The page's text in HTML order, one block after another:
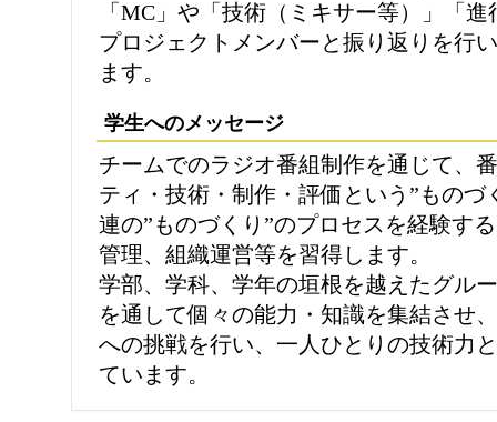
「MC」や「技術（ミキサー等）」「
プロジェクトメンバーと振り返りを行
ます。
学生へのメッセージ
チームでのラジオ番組制作を通じて、
ティ・技術・制作・評価という”ものづ
連の”ものづくり”のプロセスを経験す
管理、組織運営等を習得します。
学部、学科、学年の垣根を越えたグル
を通して個々の能力・知識を集結させ
への挑戦を行い、一人ひとりの技術力
ています。